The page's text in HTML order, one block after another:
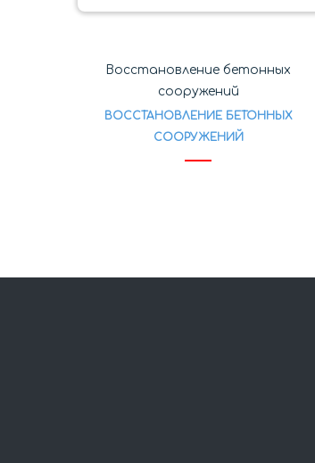
Восстановление бетонных
сооружений
ВОССТАНОВЛЕНИЕ БЕТОННЫХ
СООРУЖЕНИЙ